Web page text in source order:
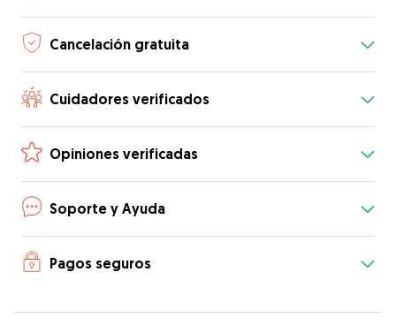
Cancelación gratuita
Cuidadores verificados
Opiniones verificadas
Soporte y Ayuda
Pagos seguros